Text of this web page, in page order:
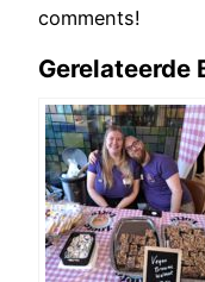
comments!
Gerelateerde